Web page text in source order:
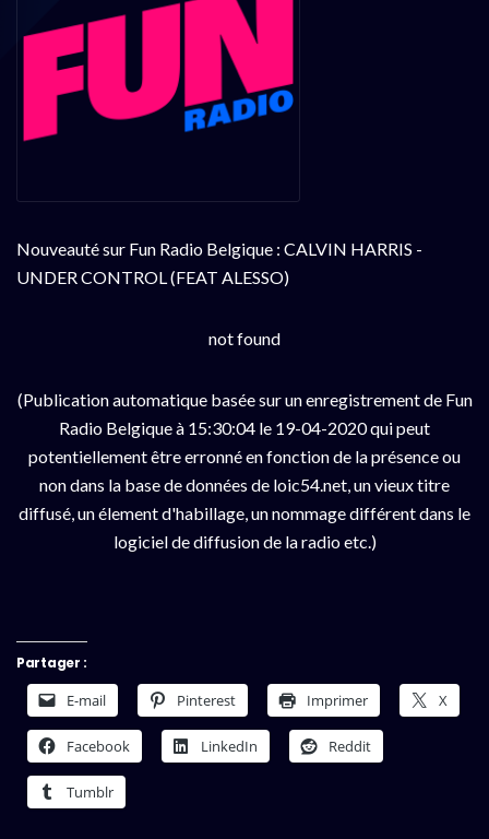
Nouveauté sur Fun Radio Belgique : CALVIN HARRIS -
UNDER CONTROL (FEAT ALESSO)
not found
(Publication automatique basée sur un enregistrement de Fun
Radio Belgique à 15:30:04 le 19-04-2020 qui peut
potentiellement être erronné en fonction de la présence ou
non dans la base de données de loic54.net, un vieux titre
diffusé, un élement d'habillage, un nommage différent dans le
logiciel de diffusion de la radio etc.)
Partager :
E-mail Pinterest Imprimer X
Facebook LinkedIn Reddit
Tumblr